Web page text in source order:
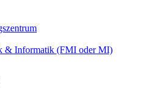
& Informatik (FMI oder MI)